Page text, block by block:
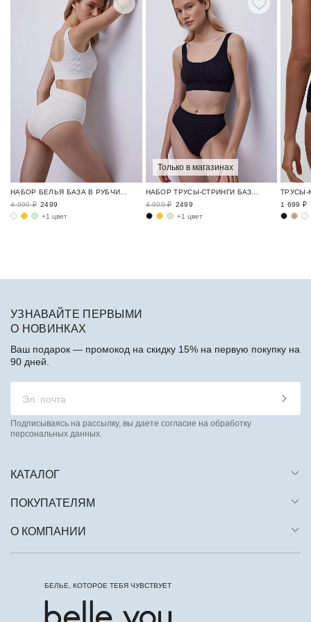
4 999 ₽ 2499
+1 цвет
Только в магазинах
4 999 ₽ 2499
+1 цвет
1 699 ₽
КАТАЛОГ
ПОКУПАТЕЛЯМ
О КОМПАНИИ
УЗНАВАЙТЕ ПЕРВЫМИ
О НОВИНКАХ
Ваш подарок — промокод на скидку 15% на первую покупку на
90 дней.
Подписываясь на рассылку, вы даете согласие на обработку
персональных данных.
БЕЛЬЕ, КОТОРОЕ ТЕБЯ ЧУВСТВУЕТ